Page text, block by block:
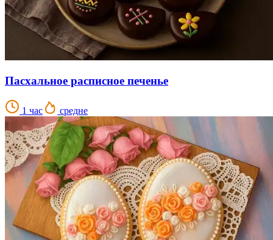
Пасхальное расписное печенье
1 час средне